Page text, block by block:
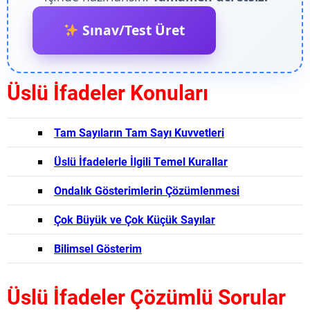
Sınav/Test Üret
Üslü İfadeler Konuları
Tam Sayıların Tam Sayı Kuvvetleri
Üslü İfadelerle İlgili Temel Kurallar
Ondalık Gösterimlerin Çözümlenmesi
Çok Büyük ve Çok Küçük Sayılar
Bilimsel Gösterim
Üslü İfadeler Çözümlü Sorular